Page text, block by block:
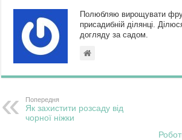
Полюбляю вирощувати
присадибній ділянці.
догляду за садом.
Попередня
Як захистити розсаду від
чорної ніжки